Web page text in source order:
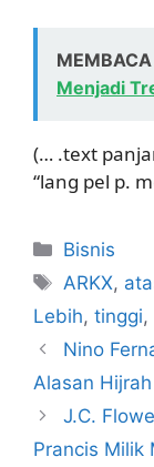
MEMBACA
Menjadi
(… .text
“lang pel p.
Kategori
Bisnis
Tag
ARKX,
Lebih, tinggi,
Nino
Alasan
J.C.
Prancis Milik